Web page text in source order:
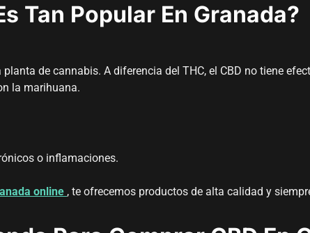
Tan Popular En Granada?
de cannabis. A diferencia del THC, el CBD no tiene
la marihuana.
o inflamaciones.
online , te ofrecemos productos de alta calidad y